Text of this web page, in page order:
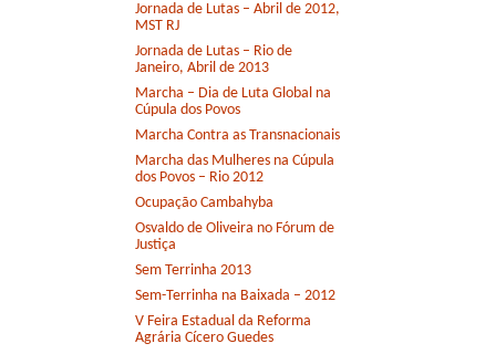
Jornada de Lutas – Abril de 2012,
MST RJ
Jornada de Lutas – Rio de
Janeiro, Abril de 2013
Marcha – Dia de Luta Global na
Cúpula dos Povos
Marcha Contra as Transnacionais
Marcha das Mulheres na Cúpula
dos Povos – Rio 2012
Ocupação Cambahyba
Osvaldo de Oliveira no Fórum de
Justiça
Sem Terrinha 2013
Sem-Terrinha na Baixada – 2012
V Feira Estadual da Reforma
Agrária Cícero Guedes